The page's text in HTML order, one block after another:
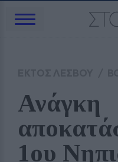
Ανάγκη
1ου